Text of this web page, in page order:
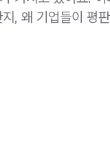
, 왜 기업들이 평